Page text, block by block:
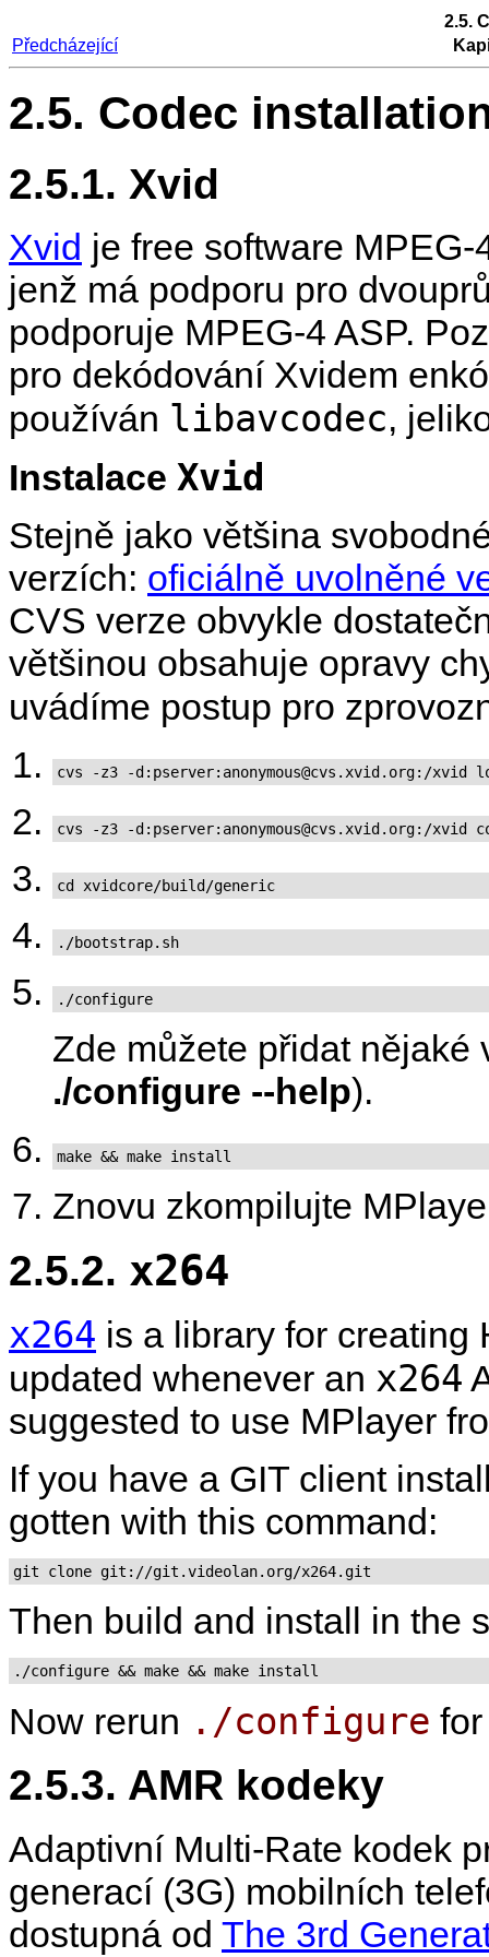
2.5.
Předcházející
2.5. Codec
2.5.1. Xvid
Xvid je free software
jenž má podporu pro
podporuje MPEG-4 ASP.
pro dekódování Xvidem
používán libavcodec,
Instalace Xvid
Stejně jako většina
verzích: oficiálně uvolněné
CVS verze obvykle
většinou obsahuje opravy
uvádíme postup pro
cvs -z3 -d:pserver:anonymous@cvs.xvid.org:/xvid
cvs -z3 -d:pserver:anonymous@cvs.xvid.org:/xvid
cd xvidcore/build/generic
./bootstrap.sh
./configure
Zde můžete přidat nějaké
./configure --help).
make && make install
Znovu zkompilujte
2.5.2. x264
x264 is a library for
updated whenever an x264
suggested to use MPlayer
If you have a GIT client
gotten with this command:
git clone git://git.videolan.org/x264.git
Then build and install in the
./configure && make && make install
Now rerun ./configure
2.5.3. AMR kodeky
Adaptivní Multi-Rate kodek
generací (3G) mobilních
dostupná od The 3rd